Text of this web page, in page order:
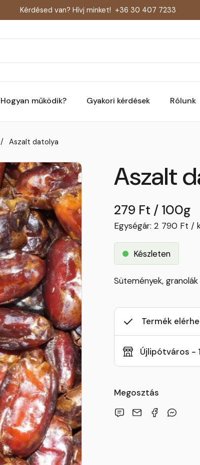
Kérdésed van? Hívj minket! +36 30 407 7233
Hogyan működik? Gyakori kérdések Rólunk
/ Aszalt datolya
Aszalt
279 Ft / 100g
Egységár: 2 790 Ft /
Készleten
Sütemények,
Termék
Újlipótváros -
Megosztás